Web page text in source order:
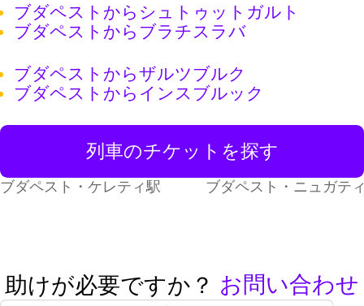
ブダペストからシュトゥットガルト
ブダペストからブラチスラバ
ブダペストからザルツブルク
ブダペストからインスブルック
列車のチケットを探す
ブダペスト・ケレティ駅 ブダペスト・ニュガテ
助けが必要ですか？ お問い合わせ